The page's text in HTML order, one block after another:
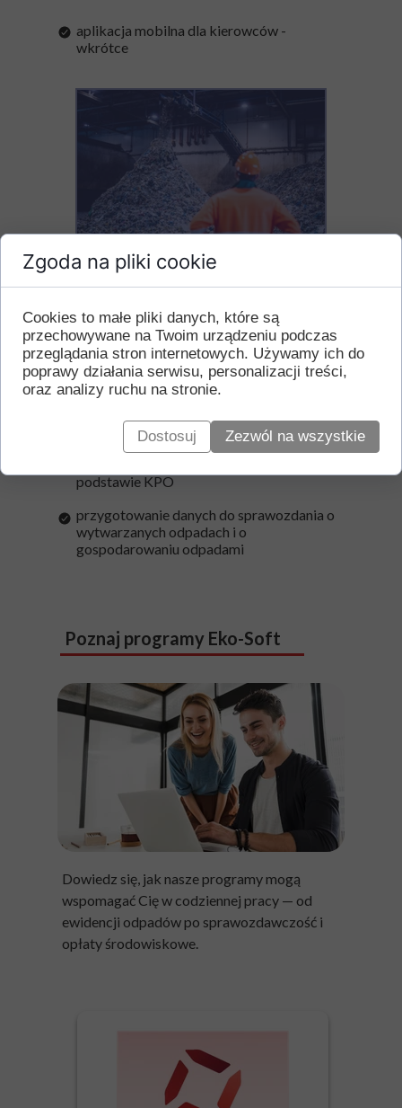
Dowiedz się, jak nasze programy mogą
wspomagać Cię w codziennej pracy — od
ewidencji odpadów po sprawozdawczość i
opłaty środowiskowe.
przygotowanie danych do sprawozdania o
wytwarzanych odpadach i o
gospodarowaniu odpadami
podstawie KPO
grupowe umieszczanie KPO na kartach
statystyki przetwarzanych odpadów
aplikacja mobilna dla kierowców -
wkrótce
Dla przedsiębiorstw z branży
gospodarki odpadami
Poznaj programy Eko-Soft
Zgoda na pliki cookie
Cookies to małe pliki danych, które są
przechowywane na Twoim urządzeniu podczas
przeglądania stron internetowych. Używamy ich do
poprawy działania serwisu, personalizacji treści,
oraz analizy ruchu na stronie.
Dostosuj Zezwól na wszystkie